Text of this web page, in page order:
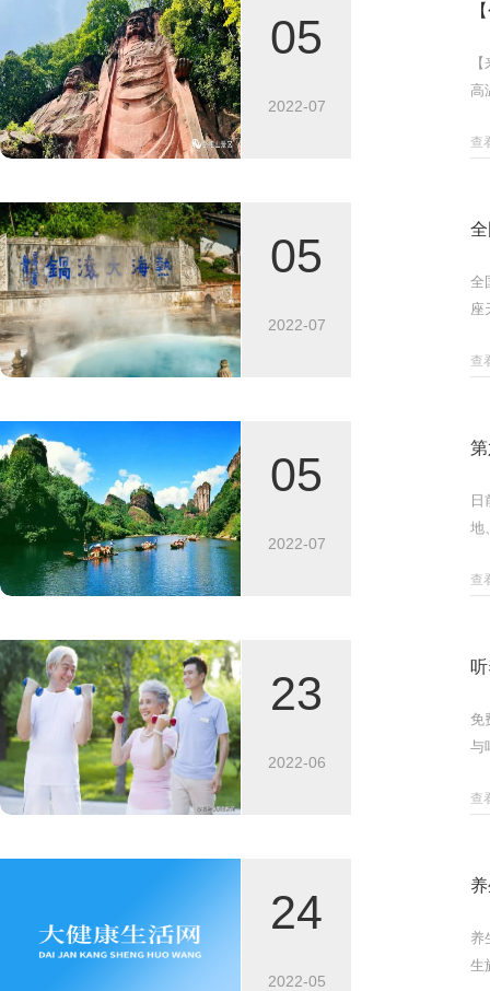
05
2022-07
高
查
05
2022-07
全
座
查
05
2022-07
地
查
23
2022-06
免
与
查
24
2022-05
养
生